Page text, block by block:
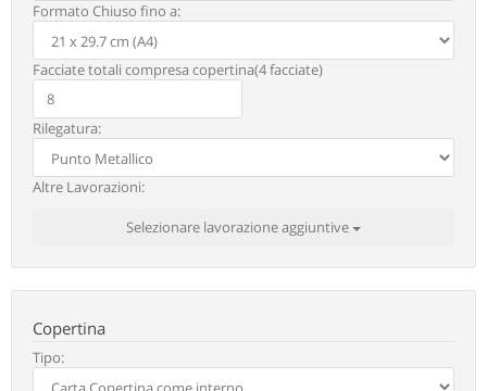
Formato Chiuso fino a:
Facciate totali compresa copertina(4 facciate)
Rilegatura:
Altre Lavorazioni:
Selezionare lavorazione aggiuntive
Copertina
Tipo: